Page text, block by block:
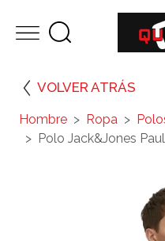
VOLVER ATRÁS
Hombre Ropa
Polo Jack&Jones